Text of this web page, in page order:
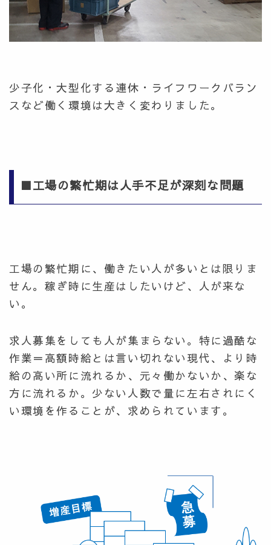
少子化・大型化する連休・ライフワークバラン
スなど働く環境は大きく変わりました。
■工場の繁忙期は人手不足が深刻な問題
工場の繁忙期に、働きたい人が多いとは限りま
せん。稼ぎ時に生産はしたいけど、人が来な
い。
求人募集をしても人が集まらない。特に過酷な
作業＝高額時給とは言い切れない現代、より時
給の高い所に流れるか、元々働かないか、楽な
方に流れるか。少ない人数で量に左右されにく
い環境を作ることが、求められています。